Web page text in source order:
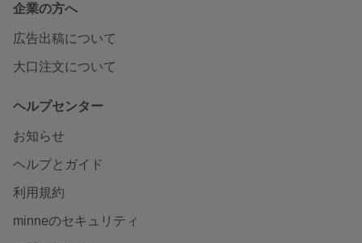
企業の方へ
広告出稿について
大口注文について
ヘルプセンター
お知らせ
ヘルプとガイド
利用規約
minneのセキュリティ